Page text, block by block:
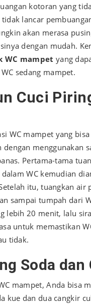
kotoran yang
lancar
akan merasa
dengan mudah.
WC mampet yang
sedang mampet.
Cuci
WC mampet yang
dengan menggunakan
Pertama-tama
WC kemudian
itu, tuangkan air
sampai tumpah dari
lebih 20 menit, lalu
untuk memastikan
tidak.
Soda dan
mampet, Anda bisa
kue dan dua cangkir